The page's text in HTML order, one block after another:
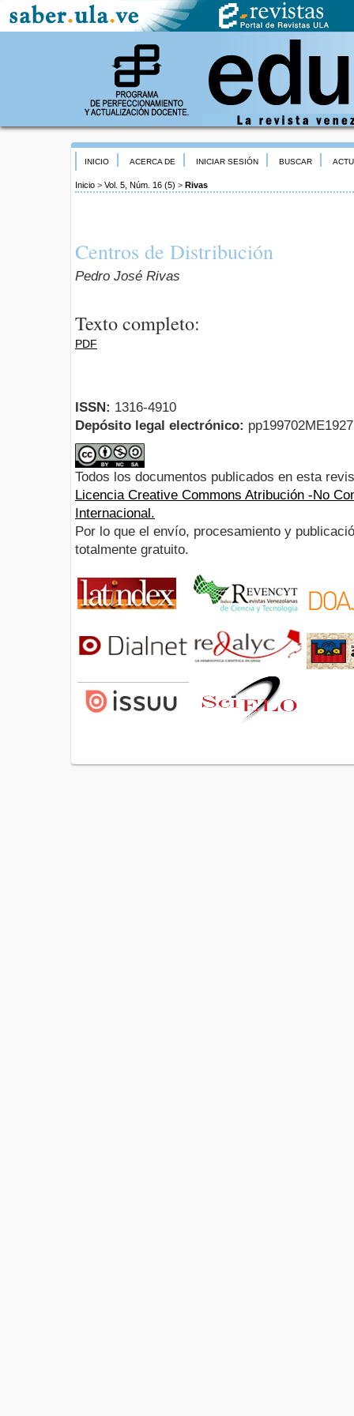
INICIO ACERCA DE INICIAR SESIÓN BUSCAR
Inicio > Vol. 5, Núm. 16 (5) > Rivas
Centros de Distribución
Pedro José Rivas
Texto completo:
PDF
ISSN: 1316-4910
Depósito legal electrónico:
Todos los documentos publicados en esta
Licencia Creative Commons Atribución -No
Internacional.
Por lo que el envío, procesamiento y
totalmente gratuito.